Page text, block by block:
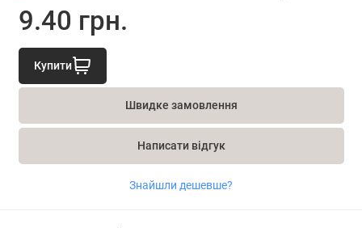
9.40 грн.
Купити
Швидке замовлення
Написати відгук
Знайшли дешевше?